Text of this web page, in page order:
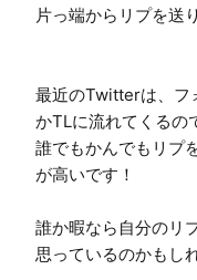
片っ端からリプを送
最近のTwitterは、フ
かTLに流れてくるの
誰でもかんでもリプ
が高いです！
誰か暇なら自分のリ
思っているのかもし